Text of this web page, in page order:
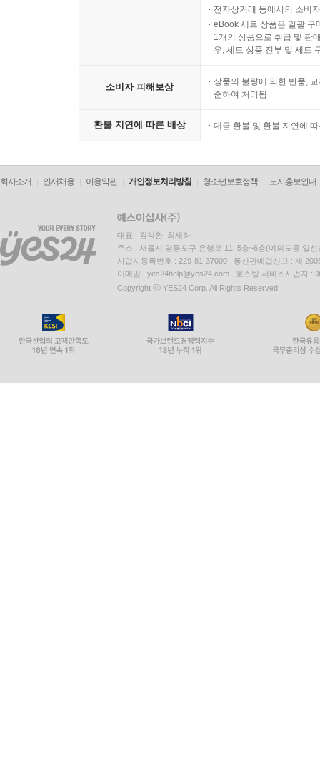
전자상거래 등에서의 소비
eBook 세트 상품은 일괄 구
1개의 상품으로 취급 및 판
우, 세트 상품 전부 및 세트
소비자 피해보상
상품의 불량에 의한 반품,
준하여 처리됨
환불 지연에 따른 배상 대금 환불 및 환불 지연에
회사소개 인재채용 이용약관 개인정보처리방침 청소년보호정책 도서홍보안내
대표 : 김석환, 최세라
주소 : 서울시 영등포구 은행로 11, 5층~6층(여의도동,일신
사업자등록번호 : 229-81-37000 통신판매업신고 : 제
이메일 : yes24help@yes24.com 호스팅 서비스사업자 :
Copyright ⓒ YES24 Corp. All Rights Reserved.